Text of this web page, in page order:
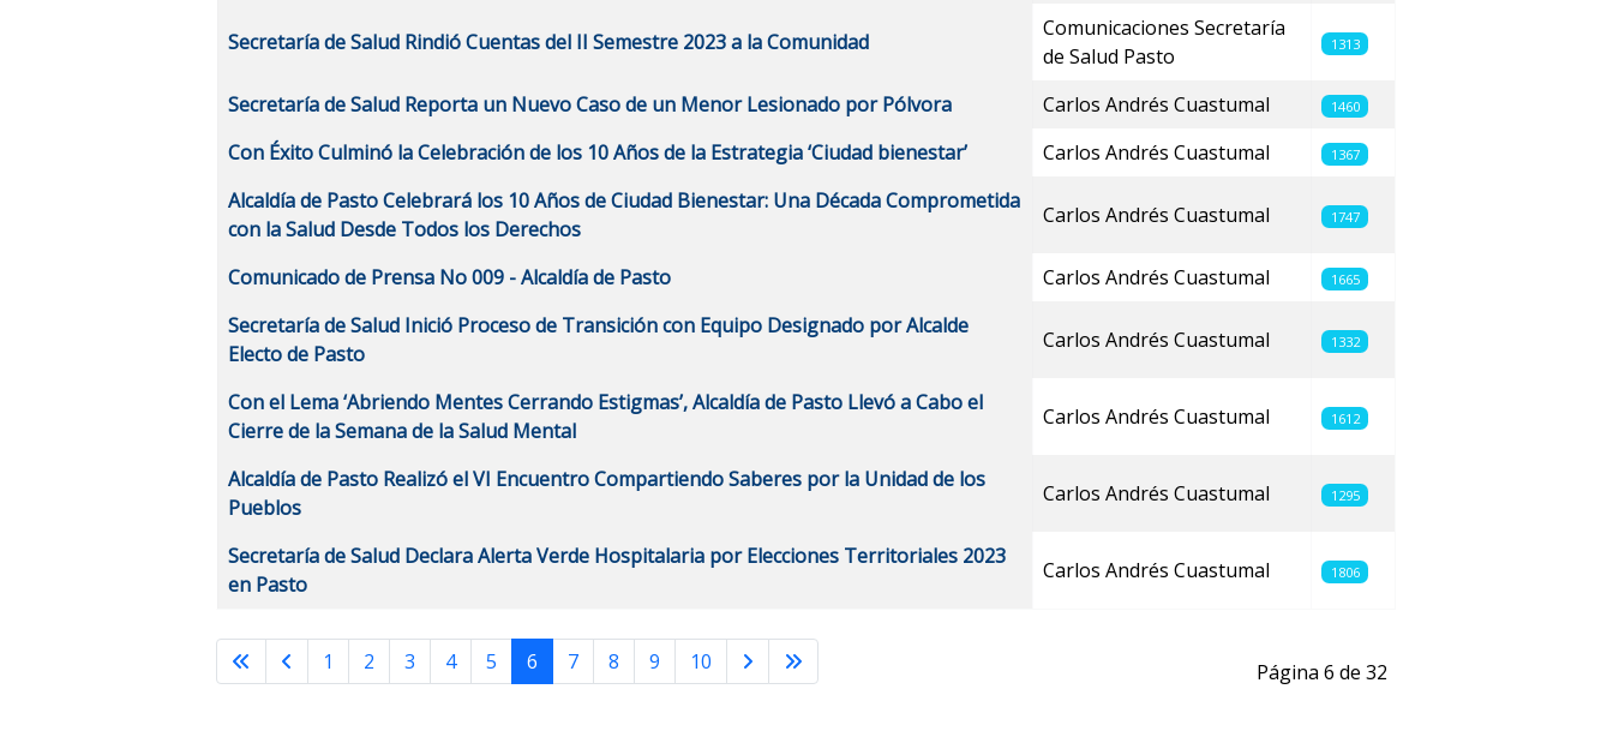
Secretaría de Salud Rindió Cuentas del II Semestre 2023 a la Comunidad
Comunicaciones Secretaría
de Salud Pasto
1313
Secretaría de Salud Reporta un Nuevo Caso de un Menor Lesionado por Pólvora Carlos Andrés Cuastumal 1460
Con Éxito Culminó la Celebración de los 10 Años de la Estrategia ‘Ciudad bienestar’ Carlos Andrés Cuastumal 1367
Alcaldía de Pasto Celebrará los 10 Años de Ciudad Bienestar: Una Década Comprometida
con la Salud Desde Todos los Derechos
Carlos Andrés Cuastumal 1747
Comunicado de Prensa No 009 - Alcaldía de Pasto Carlos Andrés Cuastumal 1665
Secretaría de Salud Inició Proceso de Transición con Equipo Designado por Alcalde
Electo de Pasto
Carlos Andrés Cuastumal 1332
Con el Lema ‘Abriendo Mentes Cerrando Estigmas’, Alcaldía de Pasto Llevó a Cabo el
Cierre de la Semana de la Salud Mental
Carlos Andrés Cuastumal 1612
Alcaldía de Pasto Realizó el VI Encuentro Compartiendo Saberes por la Unidad de los
Pueblos
Carlos Andrés Cuastumal 1295
Secretaría de Salud Declara Alerta Verde Hospitalaria por Elecciones Territoriales 2023
en Pasto
Carlos Andrés Cuastumal 1806
Página 6 de 32
1 2 3 4 5 6 7 8 9 10